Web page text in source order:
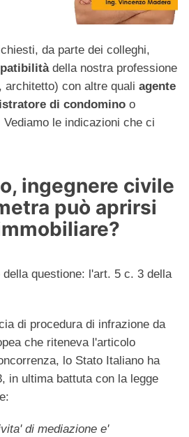
da parte dei colleghi,
della nostra professione
architetto) con altre quali agente
di condomino o
le indicazioni che ci
ingegnere civile
può aprirsi
della questione: l'art. 5 c. 3 della
di procedura di infrazione da
che riteneva l'articolo
lo Stato Italiano ha
in ultima battuta con la legge
di mediazione e'